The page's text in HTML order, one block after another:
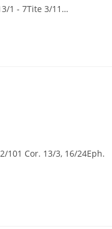
1 - 7Tite 3/11…
101 Cor. 13/3, 16/24Eph.